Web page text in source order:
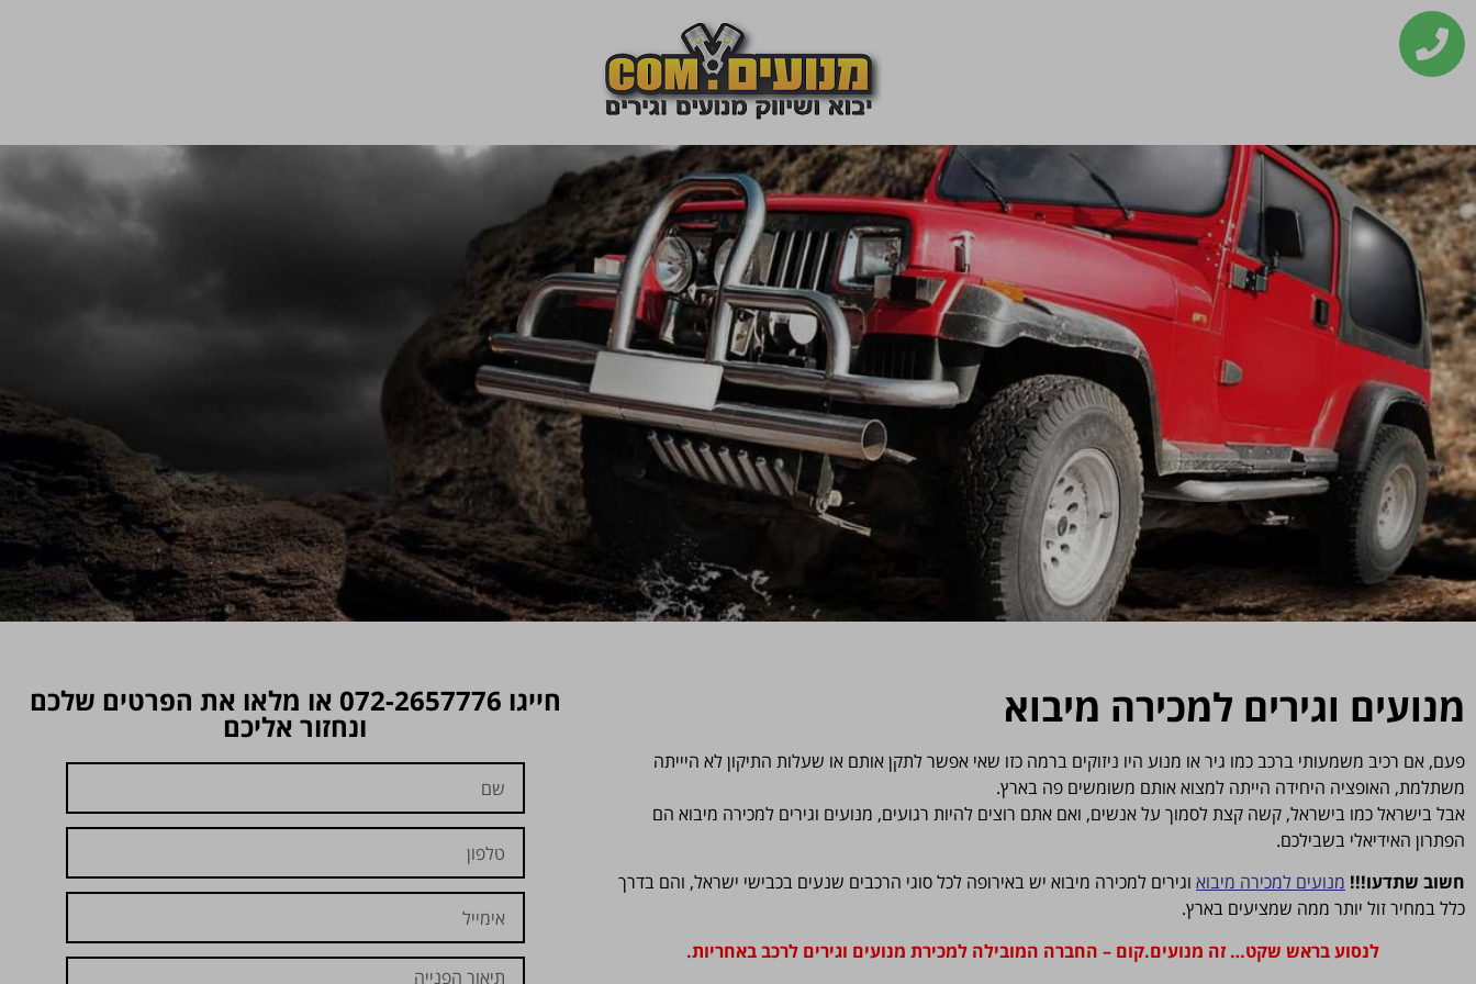
מנועים וגירים למכירה מיבוא
פעם, אם רכיב משמעותי ברכב כמו גיר או מנוע היו ניזוקים ברמה כזו שאי אפשר לתקן אותם או שעלות התיקון לא היייתה
משתלמת, האופציה היחידה הייתה למצוא אותם משומשים פה בארץ.
אבל בישראל כמו בישראל, קשה קצת לסמוך על אנשים, ואם אתם רוצים להיות רגועים, מנועים וגירים למכירה מיבוא הם
הפתרון האידיאלי בשבילכם.
חשוב שתדעו!!! מנועים למכירה מיבוא וגירים למכירה מיבוא יש באירופה לכל סוגי הרכבים שנעים בכבישי ישראל, והם בדרך
כלל במחיר זול יותר ממה שמציעים בארץ.
לנסוע בראש שקט… זה מנועים.קום – החברה המובילה למכירת מנועים וגירים לרכב באחריות.
חייגו 072-2657776 או מלאו את הפרטים שלכם
ונחזור אליכם